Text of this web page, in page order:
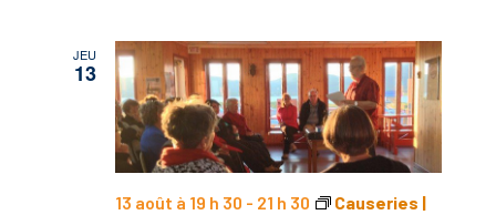
JEU
13
13 août à 19 h 30 - 21 h 30
Causeries |